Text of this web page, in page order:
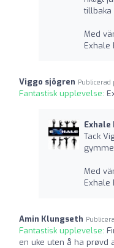
tillbaka
Med
Exhale
Viggo sjögren Publicerad
Fantastisk upplevelse:
Exhale
Tack
Med
Exhale
Amin Klungseth
Fantastisk upplevelse:
en uke uten å ha prøvd